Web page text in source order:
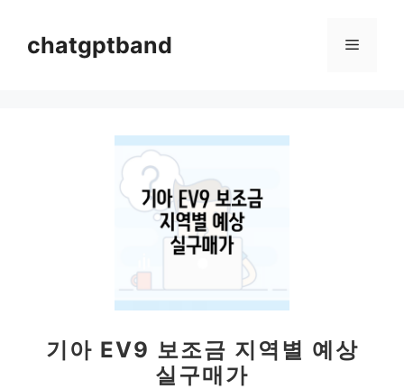
chatgptband 메
기아 EV9 보조금 지역별 예상
실구매가